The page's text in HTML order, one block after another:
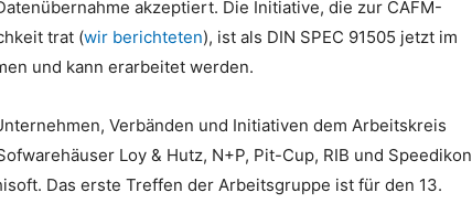
akzeptiert. Die Initiative, die zur CAFM-
trat (wir berichteten), ist als DIN SPEC 91505 jetzt im
und kann erarbeitet werden.
Verbänden und Initiativen dem Arbeitskreis
Loy & Hutz, N+P, Pit-Cup, RIB und Speedikon
Das erste Treffen der Arbeitsgruppe ist für den 13.